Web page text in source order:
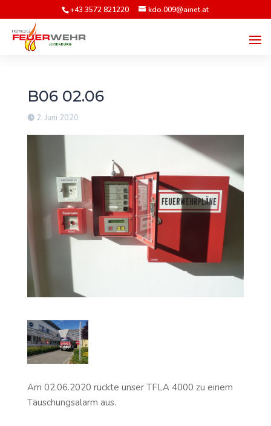
+43 3572 821220 kdo.009@ainet.at
B06 02.06
2. Juni 2020
Am 02.06.2020 rückte unser TFLA 4000 zu einem
Täuschungsalarm aus.